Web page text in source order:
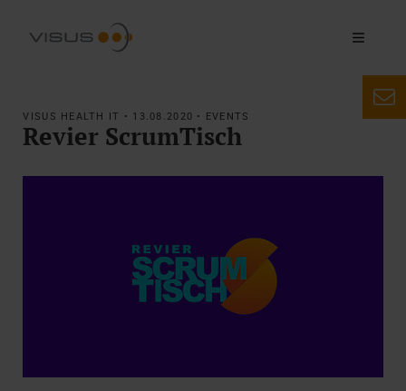
VISUS HEALTH IT • 13.08.2020 • EVENTS
Revier ScrumTisch